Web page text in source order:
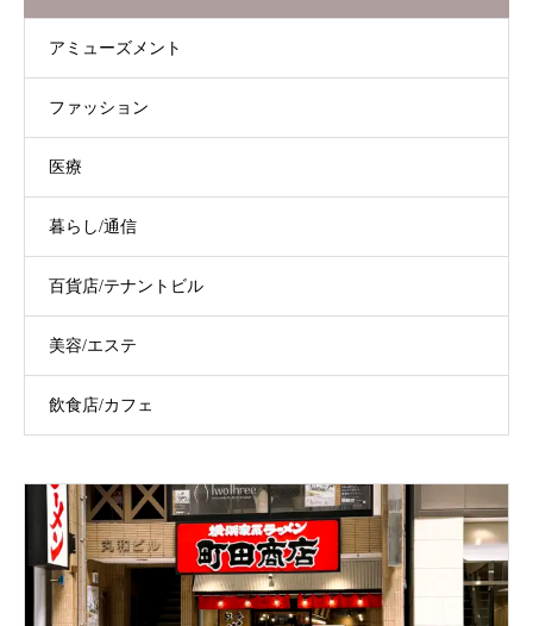
アミューズメント
ファッション
医療
暮らし/通信
百貨店/テナントビル
美容/エステ
飲食店/カフェ